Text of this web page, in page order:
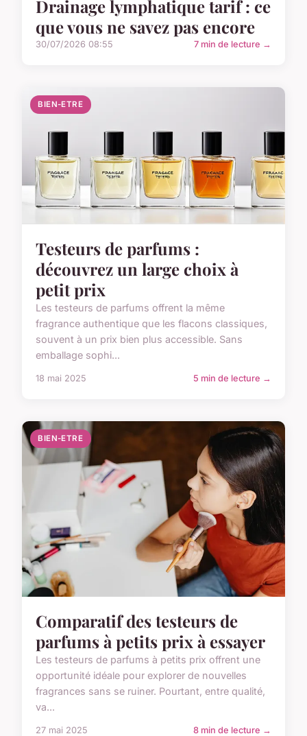
Drainage lymphatique tarif : ce
que vous ne savez pas encore
30/07/2026 08:55 7 min de lecture →
BIEN-ETRE
Testeurs de parfums :
découvrez un large choix à
petit prix
Les testeurs de parfums offrent la même
fragrance authentique que les flacons classiques,
souvent à un prix bien plus accessible. Sans
emballage sophi...
18 mai 2025 5 min de lecture →
BIEN-ETRE
Comparatif des testeurs de
parfums à petits prix à essayer
Les testeurs de parfums à petits prix offrent une
opportunité idéale pour explorer de nouvelles
fragrances sans se ruiner. Pourtant, entre qualité,
va...
27 mai 2025 8 min de lecture →